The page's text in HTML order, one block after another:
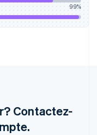
99%
Contactez-